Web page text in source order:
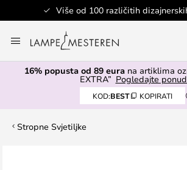
Više od 100 različitih
to
Content
16% popusta od 89 eurana artiklima
EXTRA” Pogledajte
KOD:BEST KOPIRATI
Stropne Svjetiljke